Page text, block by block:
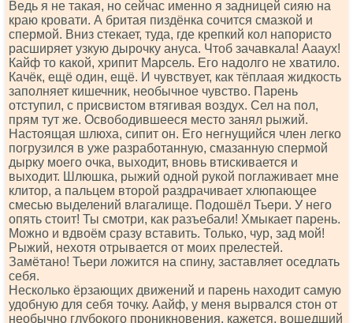
Ведь я не такая, но сейчас именно я задницей сияю на
краю кровати. А бритая пиздёнка сочится смазкой и
спермой. Вниз стекает, туда, где крепкий кол напористо
расширяет узкую дырочку ануса. Чтоб зачавкала! Аааух!
Кайф то какой, хрипит Марсель. Его надолго не хватило.
Качёк, ещё один, ещё. И чувствует, как тёплаая жидкость
заполняет кишечник, необычное чувство. Парень
отступил, с присвистом втягивая воздух. Сел на пол,
прям тут же. Освободившееся место занял рыжий.
Настоящая шлюха, сипит он. Его негнущийся член легко
погрузился в уже разработанную, смазанную спермой
дырку моего очка, выходит, вновь втискивается и
выходит. Шлюшка, рыжий одной рукой поглаживает мне
клитор, а пальцем второй раздрачивает хлюпающее
смесью выделений влагалище. Подошёл Тьери. У него
опять стоит! Ты смотри, как разъебали! Хмыкает парень.
Можно и вдвоём сразу вставить. Только, чур, зад мой!
Рыжий, нехотя отрывается от моих прелестей.
Замётано! Тьери ложится на спину, заставляет оседлать
себя.
Несколько ёрзающих движений и парень находит самую
удобную для себя точку. Аайф, у меня вырвался стон от
необычно глубокого проникновения, кажется, вошедший